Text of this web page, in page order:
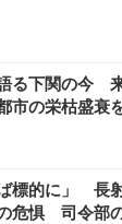
る下関の今
市の栄枯盛衰
ば標的に」 長
危惧 司令部